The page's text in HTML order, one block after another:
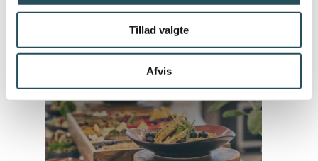
Tillad valgte
Afvis
lækreste frokost konkurrence